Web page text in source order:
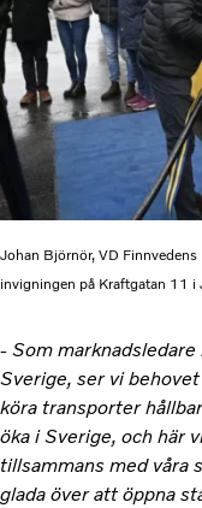
Johan Björnör, VD
invigningen på Kraftgatan 11 i
- Som
Sverige, ser vi
köra transporter
öka i Sverige, och här
tillsammans med våra
glada över att öppna